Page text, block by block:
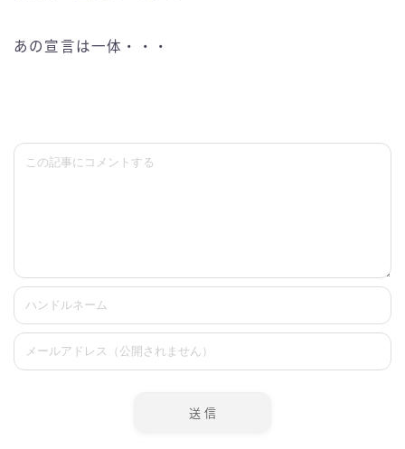
あの宣言は一体・・・